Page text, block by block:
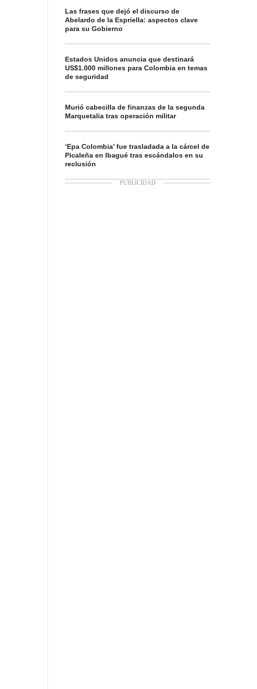
Las frases que dejó el discurso de
Abelardo de la Espriella: aspectos clave
para su Gobierno
Estados Unidos anuncia que destinará
US$1.000 millones para Colombia en temas
de seguridad
Murió cabecilla de finanzas de la segunda
Marquetalia tras operación militar
‘Epa Colombia’ fue trasladada a la cárcel de
Picaleña en Ibagué tras escándalos en su
reclusión